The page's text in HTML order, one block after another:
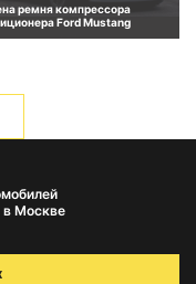
ремня компрессора
Ford Mustang
в Москве